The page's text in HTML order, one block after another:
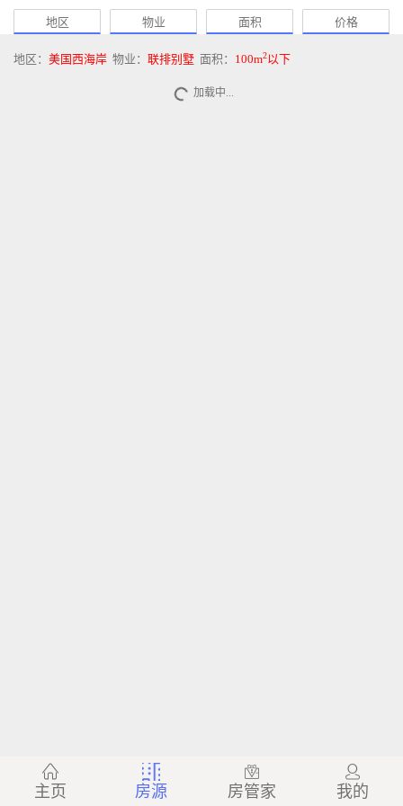
地区 物业 面积 价格
地区： 美国西海岸 物业： 联排别墅 面积： 100m2以下
加载中...
主页 房源 房管家 我的